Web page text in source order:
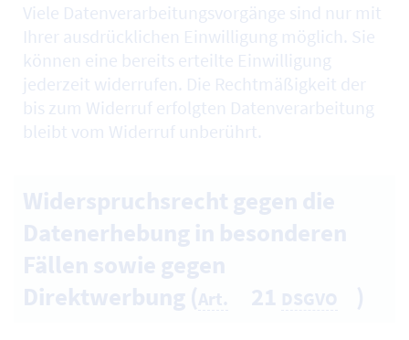
Viele Datenverarbeitungsvorgänge sind nur mit
Ihrer ausdrücklichen Einwilligung möglich. Sie
können eine bereits erteilte Einwilligung
jederzeit widerrufen. Die Rechtmäßigkeit der
bis zum Widerruf erfolgten Datenverarbeitung
bleibt vom Widerruf unberührt.